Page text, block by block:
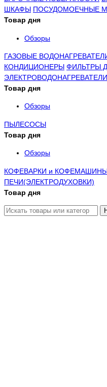
ШКАФЫ ПОСУДОМОЕЧНЫЕ
Товар дня
Обзоры
ГАЗОВЫЕ ВОДОНАГРЕВАТЕЛИ
КОНДИЦИОНЕРЫ ФИЛЬТРЫ
Товар дня
Обзоры
ПЫЛЕСОСЫ
Товар дня
Обзоры
КОФЕВАРКИ и
ПЕЧИ(ЭЛЕКТРОДУХОВКИ)
Товар дня